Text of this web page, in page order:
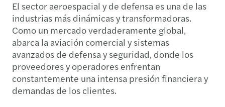
El sector aeroespacial y de defensa es una de las
industrias más dinámicas y transformadoras.
Como un mercado verdaderamente global,
abarca la aviación comercial y sistemas
avanzados de defensa y seguridad, donde los
proveedores y operadores enfrentan
constantemente una intensa presión financiera y
demandas de los clientes.